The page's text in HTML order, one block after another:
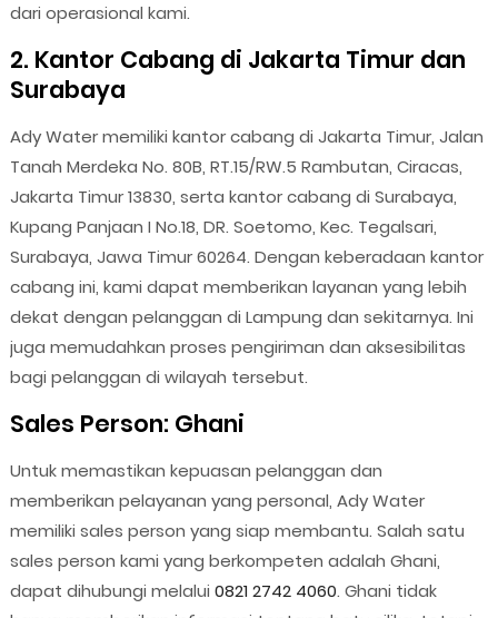
dari operasional kami.
2. Kantor Cabang di Jakarta Timur dan
Surabaya
Ady Water memiliki kantor cabang di Jakarta Timur, Jalan
Tanah Merdeka No. 80B, RT.15/RW.5 Rambutan, Ciracas,
Jakarta Timur 13830, serta kantor cabang di Surabaya,
Kupang Panjaan I No.18, DR. Soetomo, Kec. Tegalsari,
Surabaya, Jawa Timur 60264. Dengan keberadaan kantor
cabang ini, kami dapat memberikan layanan yang lebih
dekat dengan pelanggan di Lampung dan sekitarnya. Ini
juga memudahkan proses pengiriman dan aksesibilitas
bagi pelanggan di wilayah tersebut.
Sales Person: Ghani
Untuk memastikan kepuasan pelanggan dan
memberikan pelayanan yang personal, Ady Water
memiliki sales person yang siap membantu. Salah satu
sales person kami yang berkompeten adalah Ghani,
dapat dihubungi melalui 0821 2742 4060. Ghani tidak